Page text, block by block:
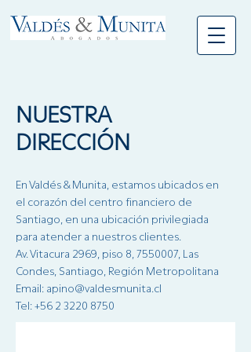
NUESTRA
DIRECCIÓN
En Valdés & Munita, estamos ubicados en
el corazón del centro financiero de
Santiago, en una ubicación privilegiada
para atender a nuestros clientes.
Av. Vitacura 2969, piso 8,7550007, Las
Condes, Santiago, Región Metropolitana
Email: apino@valdesmunita.cl
Tel: +56 2 3220 8750